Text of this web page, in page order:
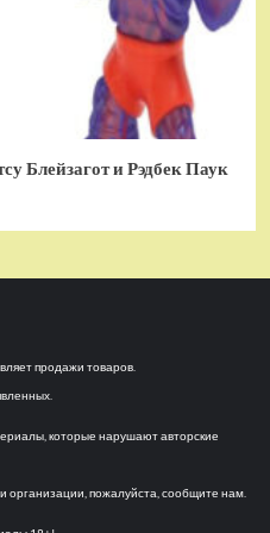
Блейзагот и Рэдбек Паук
продажи товаров.
которые нарушают авторские
пожалуйста, сообщите нам.